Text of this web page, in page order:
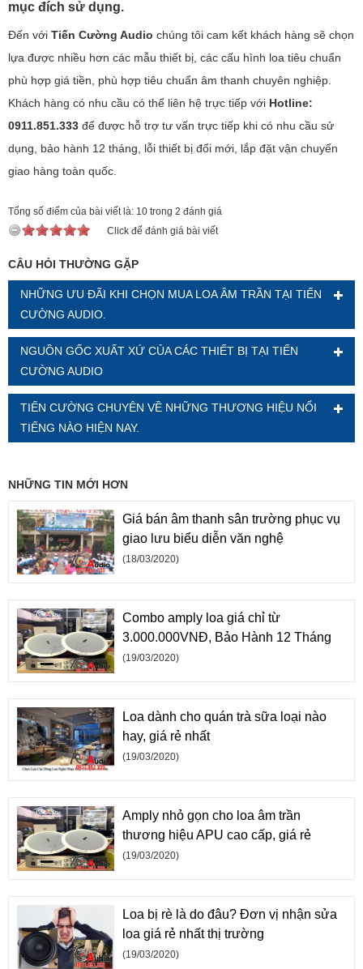
mục đích sử dụng.
Đến với Tiến Cường Audio chúng tôi cam kết khách hàng sẽ chọn
lựa được nhiều hơn các mẫu thiết bị, các cấu hình loa tiêu chuẩn
phù hợp giá tiền, phù hợp tiêu chuẩn âm thanh chuyên nghiệp.
Khách hàng có nhu cầu có thể liên hệ trực tiếp với Hotline:
0911.851.333 để được hỗ trợ tư vấn trực tiếp khi có nhu cầu sử
dụng, bảo hành 12 tháng, lỗi thiết bị đổi mới, lắp đặt vận chuyển
giao hàng toàn quốc.
Tổng số điểm của bài viết là: 10 trong 2 đánh giá
Click để đánh giá bài viết
CÂU HỎI THƯỜNG GẶP
NHỮNG ƯU ĐÃI KHI CHỌN MUA LOA ÂM TRẦN TẠI TIẾN
CƯỜNG AUDIO.
NGUỒN GỐC XUẤT XỨ CỦA CÁC THIẾT BỊ TẠI TIẾN
CƯỜNG AUDIO
TIẾN CƯỜNG CHUYÊN VỀ NHỮNG THƯƠNG HIỆU NỔI
TIẾNG NÀO HIỆN NAY.
NHỮNG TIN MỚI HƠN
Giá bán âm thanh sân trường phục vụ
giao lưu biểu diễn văn nghệ
(18/03/2020)
Combo amply loa giá chỉ từ
3.000.000VNĐ, Bảo Hành 12 Tháng
(19/03/2020)
Loa dành cho quán trà sữa loại nào
hay, giá rẻ nhất
(19/03/2020)
Amply nhỏ gọn cho loa âm trần
thương hiệu APU cao cấp, giá rẻ
(19/03/2020)
Loa bị rè là do đâu? Đơn vị nhận sửa
loa giá rẻ nhất thị trường
(19/03/2020)